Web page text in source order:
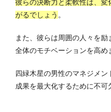
彼らの決断力と柔軟性は、
がるでしょう 。
また、彼らは周囲の人々を
全体のモチベーションを高め
四緑木星の男性のマネジメ
成果を最大化するために不可